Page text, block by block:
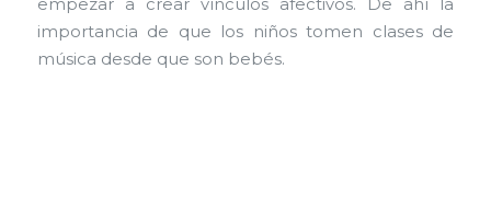
empezar a crear vínculos afectivos. De ahí la
importancia de que los niños tomen clases de
música desde que son bebés.